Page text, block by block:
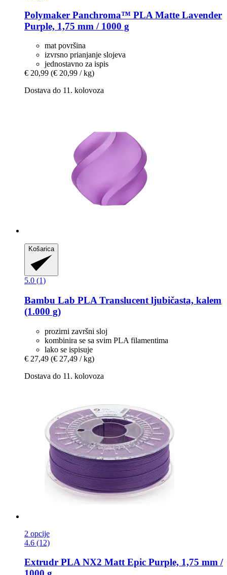
Polymaker Panchroma™ PLA Matte Lavender
Purple, 1,75 mm / 1000 g
mat površina
izvrsno prianjanje slojeva
jednostavno za ispis
€ 20,99 (€ 20,99 / kg)
Dostava do 11. kolovoza
Košarica
5.0 (1)
Bambu Lab PLA Translucent ljubičasta, kalem
(1.000 g)
prozirni završni sloj
kombinira se sa svim PLA filamentima
lako se ispisuje
€ 27,49 (€ 27,49 / kg)
Dostava do 11. kolovoza
2 opcije
4.6 (12)
Extrudr PLA NX2 Matt Epic Purple, 1,75 mm /